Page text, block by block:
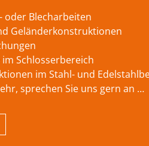
oder Blecharbeiten
Geländerkonstruktionen
Schlosserbereich
im Stahl- und
sprechen Sie uns gern an …